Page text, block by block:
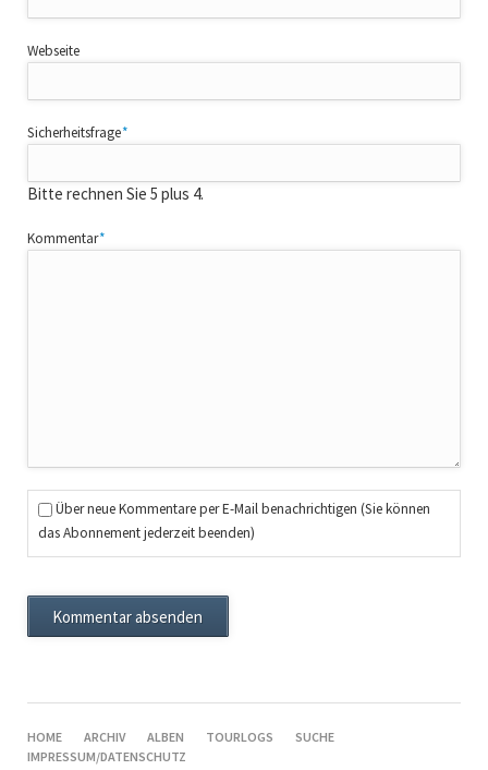
Webseite
Pflichtfeld
Sicherheitsfrage*
Bitte rechnen Sie 5 plus 4.
Pflichtfeld
Kommentar*
Über neue Kommentare per E-Mail benachrichtigen (Sie können
das Abonnement jederzeit beenden)
Kommentar absenden
NAVIGATION
ÜBERSPRINGEN
HOME ARCHIV ALBEN TOURLOGS
SUCHE
IMPRESSUM/DATENSCHUTZ